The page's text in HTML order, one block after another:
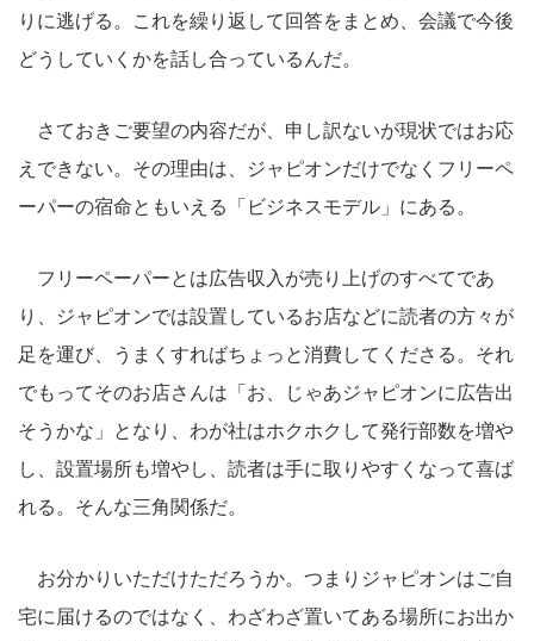
りに逃げる。これを繰り返して回答をまとめ、会議で今後
どうしていくかを話し合っているんだ。
さておきご要望の内容だが、申し訳ないが現状ではお応
えできない。その理由は、ジャピオンだけでなくフリーペ
ーパーの宿命ともいえる「ビジネスモデル」にある。
フリーペーパーとは広告収入が売り上げのすべてであ
り、ジャピオンでは設置しているお店などに読者の方々が
足を運び、うまくすればちょっと消費してくださる。それ
でもってそのお店さんは「お、じゃあジャピオンに広告出
そうかな」となり、わが社はホクホクして発行部数を増や
し、設置場所も増やし、読者は手に取りやすくなって喜ば
れる。そんな三角関係だ。
お分かりいただけただろうか。つまりジャピオンはご自
宅に届けるのではなく、わざわざ置いてある場所にお出か